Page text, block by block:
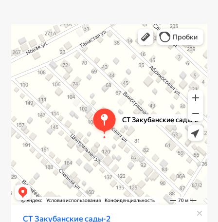
Садовое товарищество Закубанские сады-2 — Яндекс Карты